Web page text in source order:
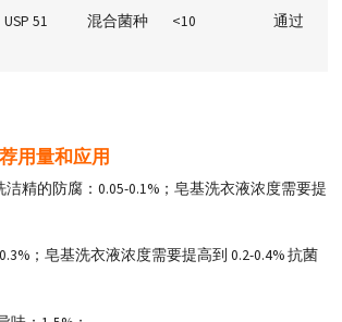
USP 51 混合菌种 <10 通过
用量和应用
精的防腐：0.05-0.1%；皂基洗衣液浓度需要提
；皂基洗衣液浓度需要提高到 0.2-0.4% 抗菌